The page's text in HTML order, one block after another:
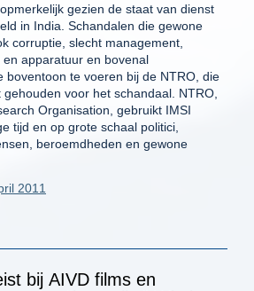
gezien de staat van dienst
in India. Schandalen die gewone
corruptie, slecht management,
apparatuur en bovenal
boventoon te voeren bij de NTRO, die
voor het schandaal. NTRO,
Organisation, gebruikt IMSI
tijd en op grote schaal politici,
beroemdheden en gewone
2011
bij AIVD films en